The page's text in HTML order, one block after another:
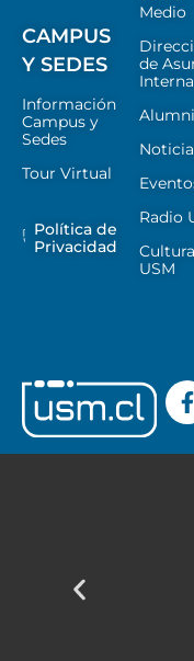
CAMPUS
Y SEDES
Información
Campus y
Sedes
Tour Virtual
Política de
Privacidad
Medio
de
Alumni
Radio
Cultura
USM